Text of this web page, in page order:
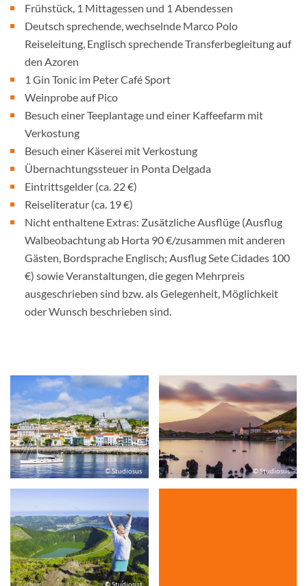
Frühstück, 1 Mittagessen und 1 Abendessen
Deutsch sprechende, wechselnde Marco Polo
Reiseleitung, Englisch sprechende Transferbegleitung auf
den Azoren
1 Gin Tonic im Peter Café Sport
Weinprobe auf Pico
Besuch einer Teeplantage und einer Kaffeefarm mit
Verkostung
Besuch einer Käserei mit Verkostung
Übernachtungssteuer in Ponta Delgada
Eintrittsgelder (ca. 22 €)
Reiseliteratur (ca. 19 €)
Nicht enthaltene Extras: Zusätzliche Ausflüge (Ausflug
Walbeobachtung ab Horta 90 €/zusammen mit anderen
Gästen, Bordsprache Englisch; Ausflug Sete Cidades 100
€) sowie Veranstaltungen, die gegen Mehrpreis
ausgeschrieben sind bzw. als Gelegenheit, Möglichkeit
oder Wunsch beschrieben sind.
© Studiosus © Studiosus
© Studiosus